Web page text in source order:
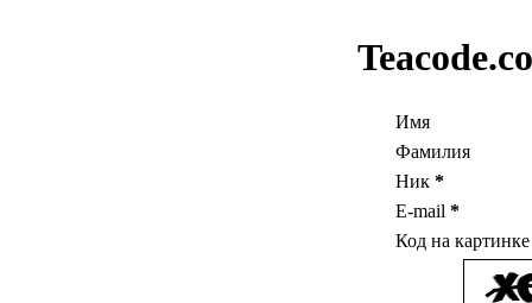
Имя
Фамилия
Ник *
E-mail *
Код на